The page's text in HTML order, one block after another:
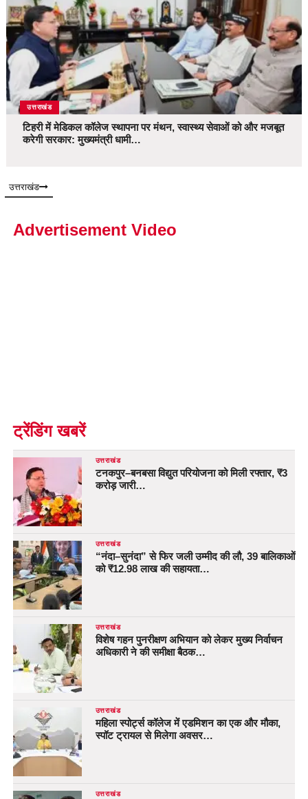
उत्तराखंड
टिहरी में मेडिकल कॉलेज स्थापना पर मंथन, स्वास्थ्य सेवाओं को और मजबूत
करेगी सरकार: मुख्यमंत्री धामी…
उत्तराखंड
Advertisement Video
ट्रेंडिंग खबरें
उत्तराखंड
टनकपुर–बनबसा विद्युत परियोजना को मिली रफ्तार, ₹3
करोड़ जारी…
उत्तराखंड
“नंदा–सुनंदा” से फिर जली उम्मीद की लौ, 39 बालिकाओं
को ₹12.98 लाख की सहायता…
उत्तराखंड
विशेष गहन पुनरीक्षण अभियान को लेकर मुख्य निर्वाचन
अधिकारी ने की समीक्षा बैठक…
उत्तराखंड
महिला स्पोर्ट्स कॉलेज में एडमिशन का एक और मौका,
स्पॉट ट्रायल से मिलेगा अवसर…
उत्तराखंड